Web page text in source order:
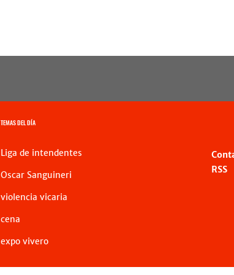
TEMAS DEL DÍA
Liga de intendentes
Oscar Sanguineri
violencia vicaria
cena
expo vivero
RSS